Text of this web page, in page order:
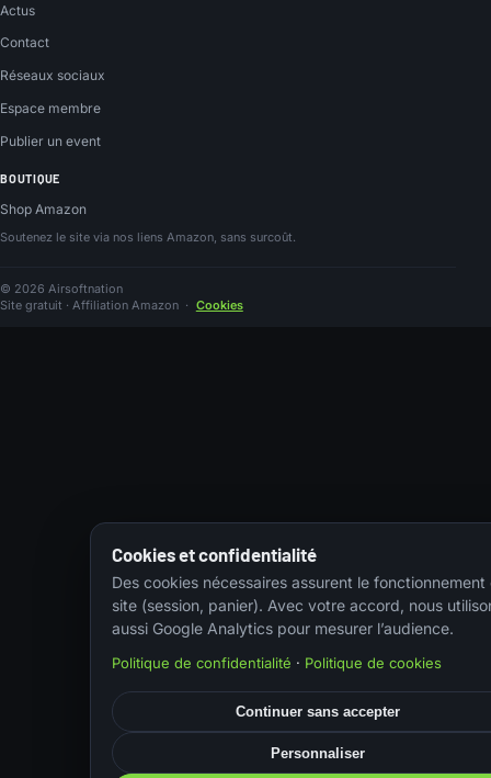
Actus
Contact
Réseaux sociaux
Espace membre
Publier un event
BOUTIQUE
Shop Amazon
Soutenez le site via nos liens Amazon, sans surcoût.
© 2026 Airsoftnation
Site gratuit · Affiliation Amazon · Cookies
Cookies et confidentialité
Des cookies nécessaires assurent le fonctionnement
site (session, panier). Avec votre accord, nous
aussi Google Analytics pour mesurer l’audience.
Politique de confidentialité · Politique de cookies
Continuer sans accepter
Personnaliser